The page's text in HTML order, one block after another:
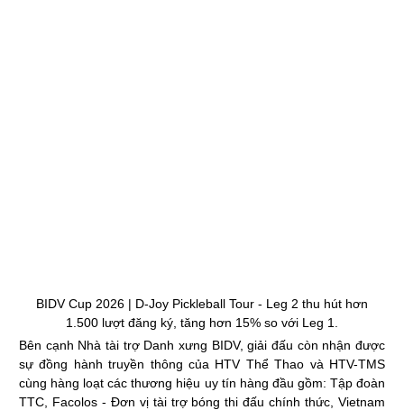
BIDV Cup 2026 | D-Joy Pickleball Tour - Leg 2 thu hút hơn
1.500 lượt đăng ký, tăng hơn 15% so với Leg 1.
Bên cạnh Nhà tài trợ Danh xưng BIDV, giải đấu còn nhận được
sự đồng hành truyền thông của HTV Thể Thao và HTV-TMS
cùng hàng loạt các thương hiệu uy tín hàng đầu gồm: Tập đoàn
TTC, Facolos - Đơn vị tài trợ bóng thi đấu chính thức, Vietnam